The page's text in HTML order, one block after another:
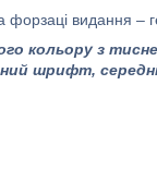
видання –
кольору з
шрифт,